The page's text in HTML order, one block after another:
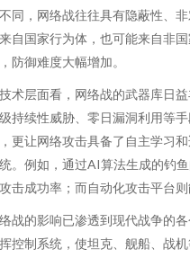
同，网络战往往具有隐蔽性、
自国家行为体，也可能来自非
防御难度大幅增加。
术层面看，网络战的武器库日
持续性威胁、零日漏洞利用等
更让网络攻击具备了自主学习
。例如，通过AI算法生成的钓
击成功率；而自动化攻击平台
战的影响已渗透到现代战争的
控制系统，使坦克、舰船、战